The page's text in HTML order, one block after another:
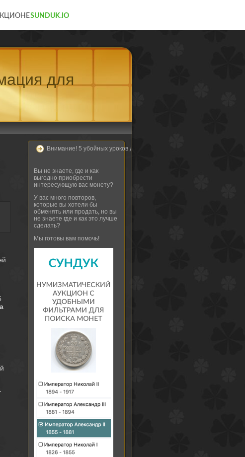
для
Внимание! 5 убойных уроков для настоящих нумизматов!
Вы не знаете, где и как
выгодно приобрести
интересующую вас монету?
У вас много повторов,
которые вы хотели бы
обменять или продать, но вы
не знаете где и как это лучше
сделать?
Мы готовы вам помочь!